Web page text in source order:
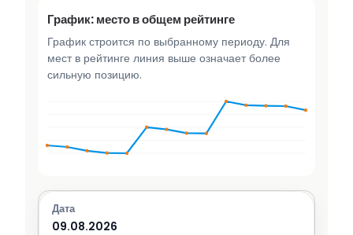
График: место в общем рейтинге
График строится по выбранному периоду. Для
мест в рейтинге линия выше означает более
сильную позицию.
09.08.2026